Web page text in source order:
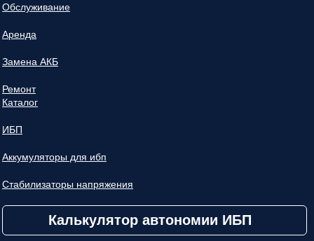
Обслуживание
Аренда
Замена АКБ
Ремонт
Каталог
ИБП
Аккумуляторы для ибп
Стабилизаторы напряжения
Калькулятор автономии ИБП